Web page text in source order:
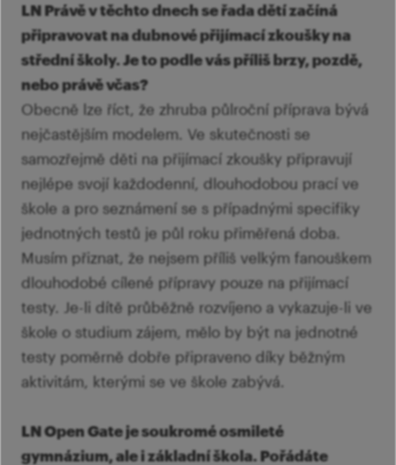
LN Právě v těchto dnech se řada dětí začíná
připravovat na dubnové přijímací zkoušky na
střední školy. Je to podle vás příliš brzy, pozdě,
nebo právě včas?
Obecně lze říct, že zhruba půlroční příprava bývá
nejčastějším modelem. Ve skutečnosti se
samozřejmě děti na přijímací zkoušky připravují
nejlépe svojí každodenní, dlouhodobou prací ve
škole a pro seznámení se s případnými specifiky
jednotných testů je půl roku přiměřená doba.
Musím přiznat, že nejsem příliš velkým fanouškem
dlouhodobé cílené přípravy pouze na přijímací
testy. Je-li dítě průběžně rozvíjeno a vykazuje-li ve
škole o studium zájem, mělo by být na jednotné
testy poměrně dobře připraveno díky běžným
aktivitám, kterými se ve škole zabývá.
LN Open Gate je soukromé osmileté
gymnázium, ale i základní škola. Pořádáte